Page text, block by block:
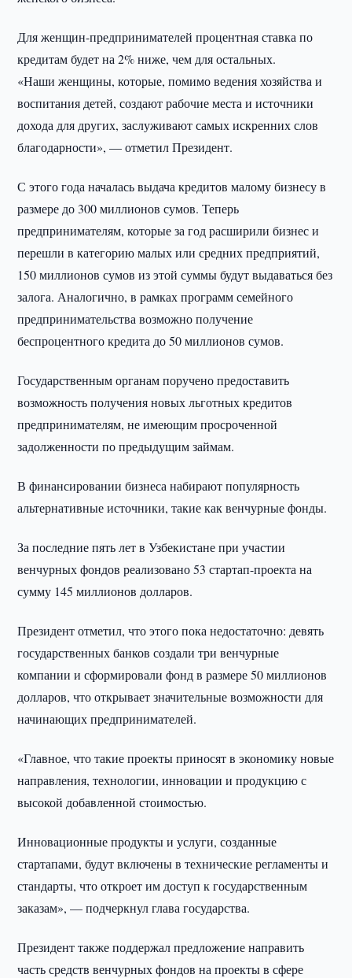
Для женщин-предпринимателей процентная ставка по
кредитам будет на 2% ниже, чем для остальных.
«Наши женщины, которые, помимо ведения хозяйства и
воспитания детей, создают рабочие места и источники
дохода для других, заслуживают самых искренних слов
благодарности», — отметил Президент.
С этого года началась выдача кредитов малому бизнесу в
размере до 300 миллионов сумов. Теперь
предпринимателям, которые за год расширили бизнес и
перешли в категорию малых или средних предприятий,
150 миллионов сумов из этой суммы будут выдаваться без
залога. Аналогично, в рамках программ семейного
предпринимательства возможно получение
беспроцентного кредита до 50 миллионов сумов.
Государственным органам поручено предоставить
возможность получения новых льготных кредитов
предпринимателям, не имеющим просроченной
задолженности по предыдущим займам.
В финансировании бизнеса набирают популярность
альтернативные источники, такие как венчурные фонды.
За последние пять лет в Узбекистане при участии
венчурных фондов реализовано 53 стартап-проекта на
сумму 145 миллионов долларов.
Президент отметил, что этого пока недостаточно: девять
государственных банков создали три венчурные
компании и сформировали фонд в размере 50 миллионов
долларов, что открывает значительные возможности для
начинающих предпринимателей.
«Главное, что такие проекты приносят в экономику новые
направления, технологии, инновации и продукцию с
высокой добавленной стоимостью.
Инновационные продукты и услуги, созданные
стартапами, будут включены в технические регламенты и
стандарты, что откроет им доступ к государственным
заказам», — подчеркнул глава государства.
Президент также поддержал предложение направить
часть средств венчурных фондов на проекты в сфере